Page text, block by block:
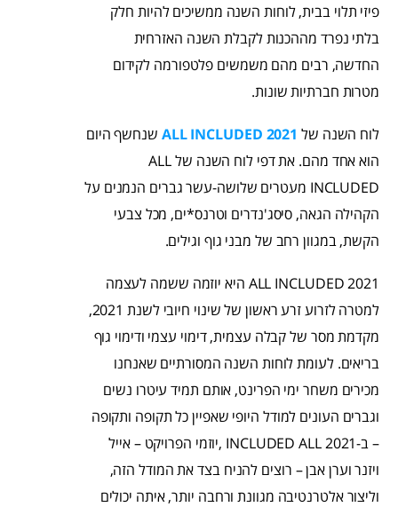
פיזי תלוי בבית, לוחות השנה ממשיכים להיות חלק
בלתי נפרד מההכנות לקבלת השנה האזרחית
החדשה, רבים מהם משמשים פלטפורמה לקידום
מטרות חברתיות שונות.
לוח השנה של ALL INCLUDED 2021 שנחשף היום
הוא אחד מהם. את דפי לוח השנה של ALL
INCLUDED מעטרים שלושה-עשר גברים הנמנים על
הקהילה הגאה, סיסג'נדרים וטרנס*ים, מכל צבעי
הקשת, במגוון רחב של מבני גוף וגילים.
2021 ALL INCLUDED היא יוזמה ששמה לעצמה
למטרה לזרוע זרע ראשון של שינוי חיובי לשנת 2021,
מקדמת מסר של קבלה עצמית, דימוי עצמי ודימוי גוף
בריאים. לעומת לוחות השנה המסורתיים שאנחנו
מכירים משחר ימי הפרינט, אותם תמיד עיטרו נשים
וגברים העונים למודל היופי שאפיין כל תקופה ותקופה
– ב-2021 INCLUDED ALL ,יוזמי הפרויקט – אייל
ויזנר וערן אבן – רוצים להניח בצד את המודל הזה,
וליצור אלטרנטיבה מגוונת ורחבה יותר, איתה יכולים